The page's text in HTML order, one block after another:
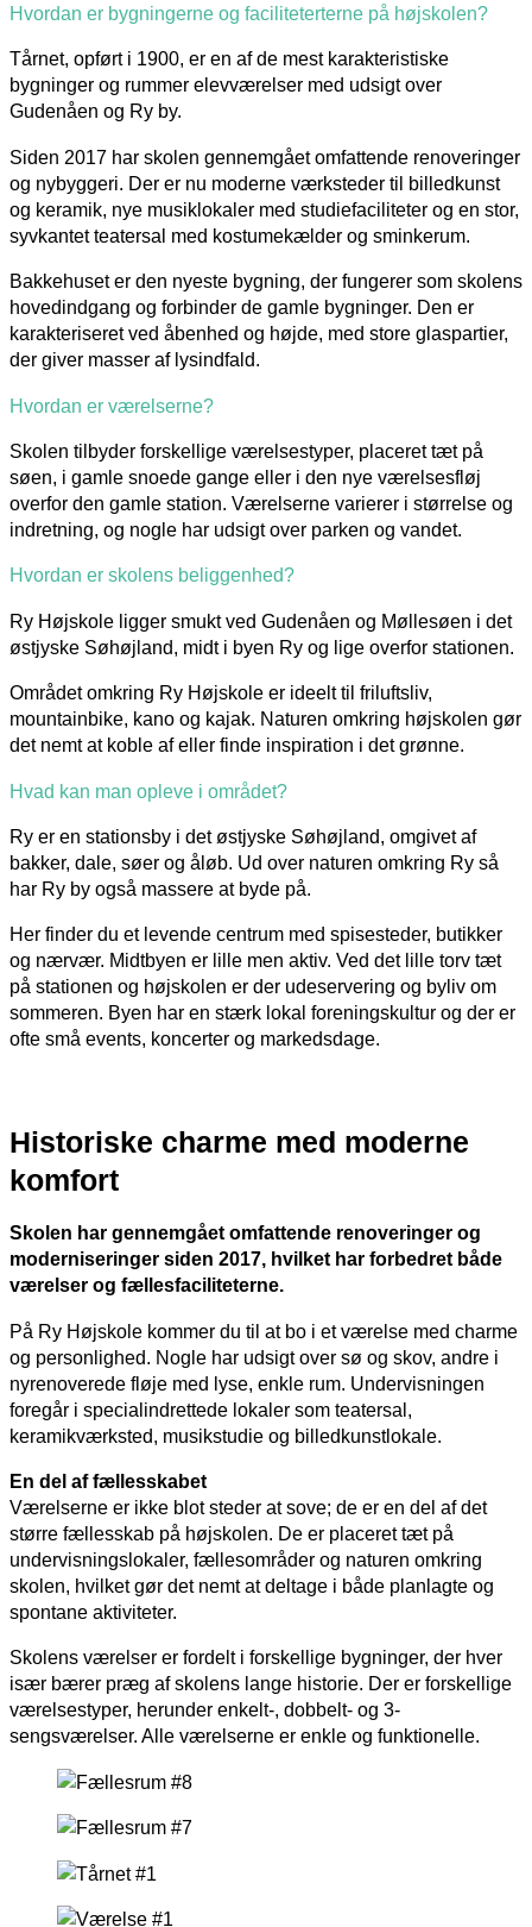
Hvordan er bygningerne og faciliteterterne på højskolen?
Tårnet, opført i 1900, er en af de mest karakteristiske
bygninger og rummer elevværelser med udsigt over
Gudenåen og Ry by.
Siden 2017 har skolen gennemgået omfattende renoveringer
og nybyggeri. Der er nu moderne værksteder til billedkunst
og keramik, nye musiklokaler med studiefaciliteter og en stor,
syvkantet teatersal med kostumekælder og sminkerum.
Bakkehuset er den nyeste bygning, der fungerer som skolens
hovedindgang og forbinder de gamle bygninger. Den er
karakteriseret ved åbenhed og højde, med store glaspartier,
der giver masser af lysindfald.
Hvordan er værelserne?
Skolen tilbyder forskellige værelsestyper, placeret tæt på
søen, i gamle snoede gange eller i den nye værelsesfløj
overfor den gamle station. Værelserne varierer i størrelse og
indretning, og nogle har udsigt over parken og vandet.
Hvordan er skolens beliggenhed?
Ry Højskole ligger smukt ved Gudenåen og Møllesøen i det
østjyske Søhøjland, midt i byen Ry og lige overfor stationen.
Området omkring Ry Højskole er ideelt til friluftsliv,
mountainbike, kano og kajak. Naturen omkring højskolen gør
det nemt at koble af eller finde inspiration i det grønne.
Hvad kan man opleve i området?
Ry er en stationsby i det østjyske Søhøjland, omgivet af
bakker, dale, søer og åløb. Ud over naturen omkring Ry så
har Ry by også massere at byde på.
Her finder du et levende centrum med spisesteder, butikker
og nærvær. Midtbyen er lille men aktiv. Ved det lille torv tæt
på stationen og højskolen er der udeservering og byliv om
sommeren. Byen har en stærk lokal foreningskultur og der er
ofte små events, koncerter og markedsdage.
Historiske charme med moderne
komfort
Skolen har gennemgået omfattende renoveringer og
moderniseringer siden 2017, hvilket har forbedret både
værelser og fællesfaciliteterne.
På Ry Højskole kommer du til at bo i et værelse med charme
og personlighed. Nogle har udsigt over sø og skov, andre i
nyrenoverede fløje med lyse, enkle rum. Undervisningen
foregår i specialindrettede lokaler som teatersal,
keramikværksted, musikstudie og billedkunstlokale.
En del af fællesskabet
Værelserne er ikke blot steder at sove; de er en del af det
større fællesskab på højskolen. De er placeret tæt på
undervisningslokaler, fællesområder og naturen omkring
skolen, hvilket gør det nemt at deltage i både planlagte og
spontane aktiviteter.
Skolens værelser er fordelt i forskellige bygninger, der hver
især bærer præg af skolens lange historie. Der er forskellige
værelsestyper, herunder enkelt-, dobbelt- og 3-
sengsværelser. Alle værelserne er enkle og funktionelle.